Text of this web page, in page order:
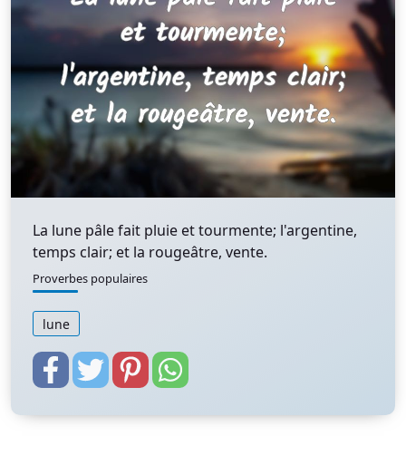
La lune pâle fait pluie et tourmente; l'argentine,
temps clair; et la rougeâtre, vente.
Proverbes populaires
lune